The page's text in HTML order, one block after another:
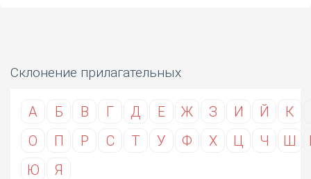
Склонение прилагательных
А Б В Г Д Е Ж З И Й К
О
П Р С Т У Ф Х Ц Ч Ш
Ю
Я